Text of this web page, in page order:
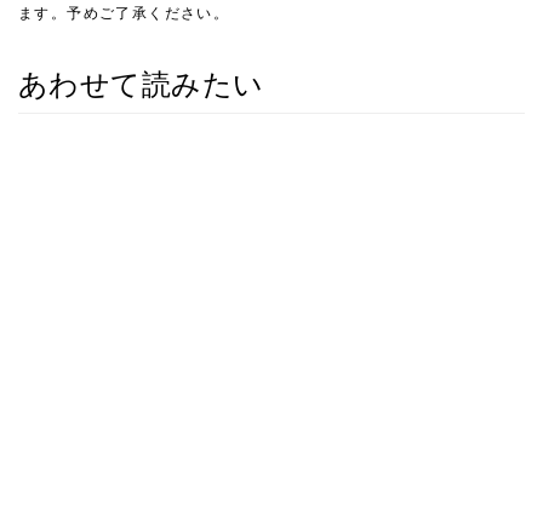
ます。予めご了承ください。
あわせて読みたい